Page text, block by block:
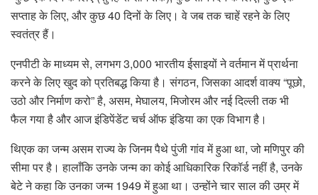
सप्ताह के लिए, और कुछ 40 दिनों के लिए। वे जब तक चाहें रहने के लिए
स्वतंत्र हैं।
एनपीटी के माध्यम से, लगभग 3,000 भारतीय ईसाइयों ने वर्तमान में प्रार्थना
करने के लिए खुद को प्रतिबद्ध किया है। संगठन, जिसका आदर्श वाक्य “पूछो,
उठो और निर्माण करो” है, असम, मेघालय, मिजोरम और नई दिल्ली तक भी
फैल गया है और आज इंडिपेंडेंट चर्च ऑफ इंडिया का एक विभाग है।
थिएक का जन्म असम राज्य के जिनम पैथे पुंजी गांव में हुआ था, जो मणिपुर की
सीमा पर है। हालाँकि उनके जन्म का कोई आधिकारिक रिकॉर्ड नहीं है, उनके
बेटे ने कहा कि उनका जन्म 1949 में हुआ था। उन्होंने चार साल की उम्र में